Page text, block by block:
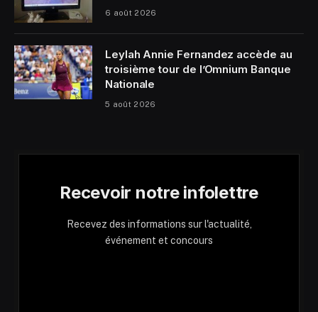
6 août 2026
Leylah Annie Fernandez accède au
troisième tour de l’Omnium Banque
Nationale
5 août 2026
Recevoir notre infolettre
Recevez des informations sur l'actualité,
événement et concours